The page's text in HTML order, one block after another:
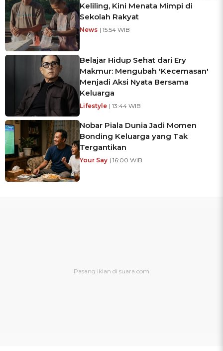
Keliling, Kini Menata Mimpi di
Sekolah Rakyat
News | 15:54 WIB
Belajar Hidup Sehat dari Ery
Makmur: Mengubah 'Kecemasan'
Menjadi Aksi Nyata Bersama
Keluarga
Lifestyle | 13:44 WIB
Nobar Piala Dunia Jadi Momen
Bonding Keluarga yang Tak
Tergantikan
Your Say | 16:00 WIB